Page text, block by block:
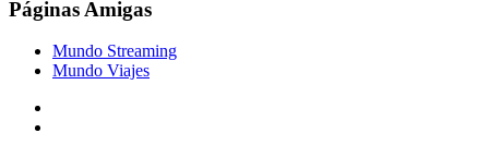
Páginas Amigas
Mundo Streaming
Mundo Viajes